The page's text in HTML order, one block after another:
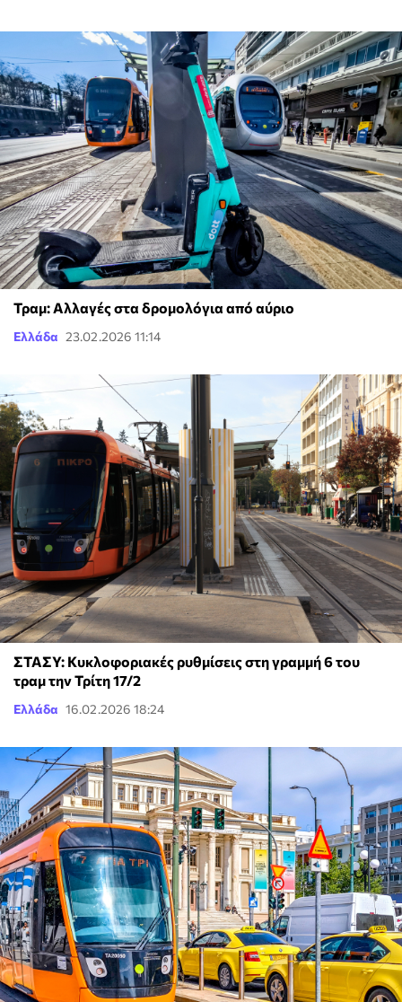
Τραμ: Αλλαγές στα δρομολόγια από αύριο
Ελλάδα 23.02.2026 11:14
ΣΤΑΣΥ: Κυκλοφοριακές ρυθμίσεις στη γραμμή 6 του
τραμ την Τρίτη 17/2
Ελλάδα 16.02.2026 18:24